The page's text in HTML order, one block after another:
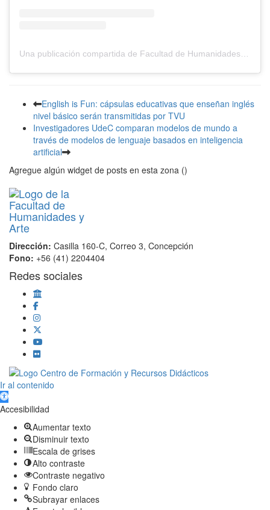
English is Fun: cápsulas educativas que enseñan inglés
nivel básico serán transmitidas por TVU
Investigadores UdeC comparan modelos de mundo a
través de modelos de lenguaje basados en inteligencia
artificial
Agregue algún widget de posts en esta zona ()
Dirección: Casilla 160-C, Correo 3, Concepción
Fono: +56 (41) 2204404
Redes sociales
Scroll
Up
Ir al contenido
Abrir barra de herramientas
Accesibilidad
Aumentar texto
Disminuir texto
Escala de grises
Alto contraste
Contraste negativo
Fondo claro
Subrayar enlaces